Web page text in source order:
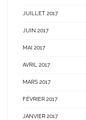
JUILLET 2017
JUIN 2017
MAI 2017
AVRIL 2017
MARS 2017
FÉVRIER 2017
JANVIER 2017